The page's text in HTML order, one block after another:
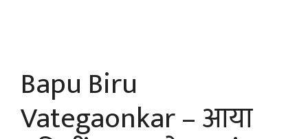
Bapu Biru
Vategaonkar – आया